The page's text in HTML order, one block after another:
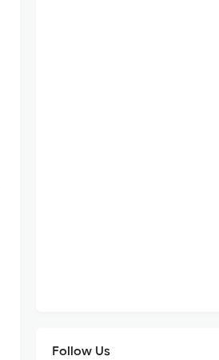
Follow Us